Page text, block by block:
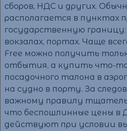
сборов, НДС и других.
располагается в пунктах
государственную границу:
вокзалах, портах. Чаще
Free можно получить
отбытия, а купить что-то
посадочного талона в
на судно в порту. За
важному правилу
что беспошлинные цены в
действуют при условии